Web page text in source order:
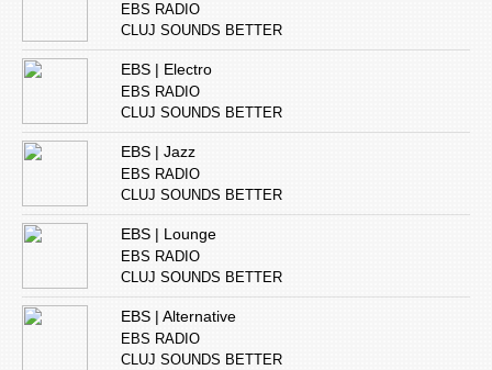
EBS RADIO
CLUJ SOUNDS BETTER
EBS | Electro
EBS RADIO
CLUJ SOUNDS BETTER
EBS | Jazz
EBS RADIO
CLUJ SOUNDS BETTER
EBS | Lounge
EBS RADIO
CLUJ SOUNDS BETTER
EBS | Alternative
EBS RADIO
CLUJ SOUNDS BETTER